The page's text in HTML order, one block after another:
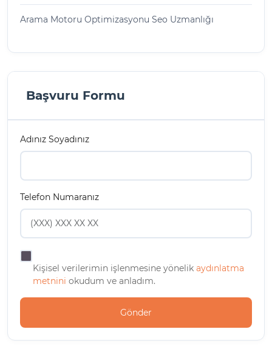
Arama Motoru Optimizasyonu Seo Uzmanlığı
Başvuru Formu
Adınız Soyadınız
Telefon Numaranız
Kişisel verilerimin işlenmesine yönelik aydınlatma
metnini okudum ve anladım.
Gönder